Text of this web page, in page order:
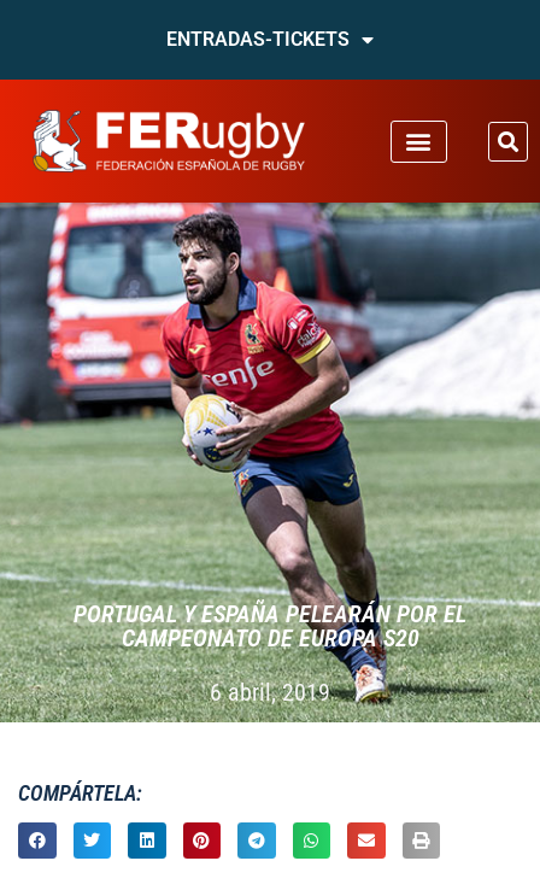
ENTRADAS-TICKETS
PORTUGAL Y ESPAÑA PELEARÁN POR EL
CAMPEONATO DE EUROPA S20
6 abril, 2019
COMPÁRTELA: